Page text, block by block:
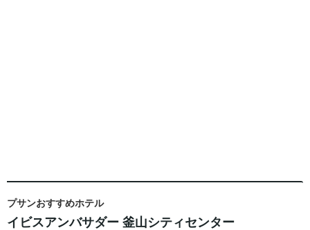
プサンおすすめホテル
イビスアンバサダー 釜山シティセンター